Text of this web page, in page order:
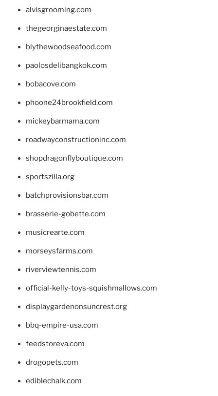
alvisgrooming.com
thegeorginaestate.com
blythewoodseafood.com
paolosdelibangkok.com
bobacove.com
phoone24brookfield.com
mickeybarmama.com
roadwayconstructioninc.com
shopdragonflyboutique.com
sportszilla.org
batchprovisionsbar.com
brasserie-gobette.com
musicrearte.com
morseysfarms.com
riverviewtennis.com
official-kelly-toys-squishmallows.com
displaygardenonsuncrest.org
bbq-empire-usa.com
feedstoreva.com
drogopets.com
ediblechalk.com